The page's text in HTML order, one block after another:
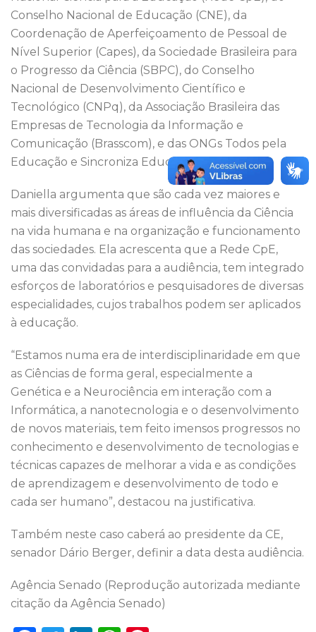
Conselho Nacional de Educação (CNE), da
Coordenação de Aperfeiçoamento de Pessoal de
Nível Superior (Capes), da Sociedade Brasileira para
o Progresso da Ciência (SBPC), do Conselho
Nacional de Desenvolvimento Científico e
Tecnológico (CNPq), da Associação Brasileira das
Empresas de Tecnologia da Informação e
Comunicação (Brasscom), e das ONGs Todos pela
Educação e Sincroniza Educação.
Daniella argumenta que são cada vez maiores e
mais diversificadas as áreas de influência da Ciência
na vida humana e na organização e funcionamento
das sociedades. Ela acrescenta que a Rede CpE,
uma das convidadas para a audiência, tem integrado
esforços de laboratórios e pesquisadores de diversas
especialidades, cujos trabalhos podem ser aplicados
à educação.
“Estamos numa era de interdisciplinaridade em que
as Ciências de forma geral, especialmente a
Genética e a Neurociência em interação com a
Informática, a nanotecnologia e o desenvolvimento
de novos materiais, tem feito imensos progressos no
conhecimento e desenvolvimento de tecnologias e
técnicas capazes de melhorar a vida e as condições
de aprendizagem e desenvolvimento de todo e
cada ser humano”, destacou na justificativa.
Também neste caso caberá ao presidente da CE,
senador Dário Berger, definir a data desta audiência.
Agência Senado (Reprodução autorizada mediante
citação da Agência Senado)